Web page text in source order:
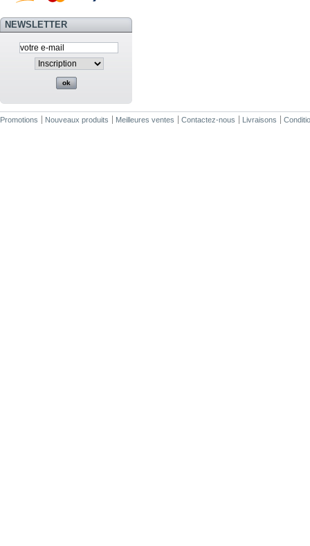
NEWSLETTER
Promotions Nouveaux produits Meilleures ventes Contactez-nous Livraisons